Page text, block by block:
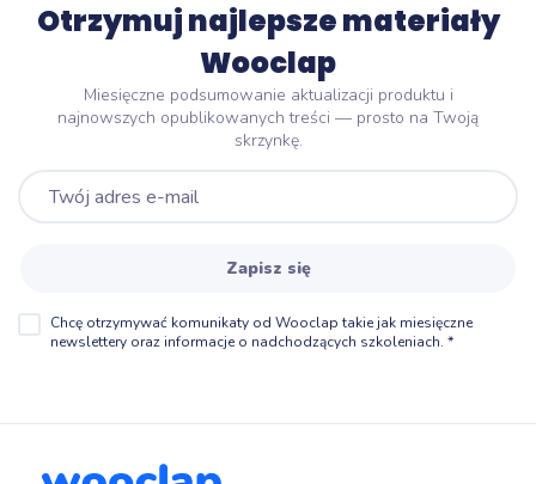
Otrzymuj najlepsze materiały
Wooclap
Miesięczne podsumowanie aktualizacji produktu i
najnowszych opublikowanych treści — prosto na Twoją
skrzynkę.
Zapisz się
Chcę otrzymywać komunikaty od Wooclap takie jak miesięczne
newslettery oraz informacje o nadchodzących szkoleniach. *